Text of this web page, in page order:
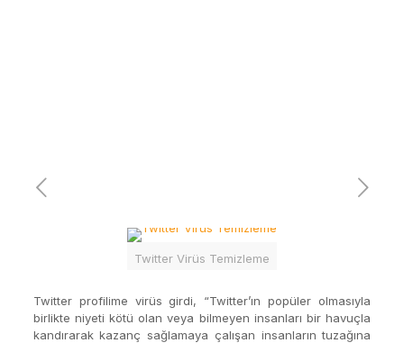
Twitter Virüs Temizleme
Twitter profilime virüs girdi, “Twitter’ın popüler olmasıyla
birlikte niyeti kötü olan veya bilmeyen insanları bir havuçla
kandırarak kazanç sağlamaya çalışan insanların tuzağına